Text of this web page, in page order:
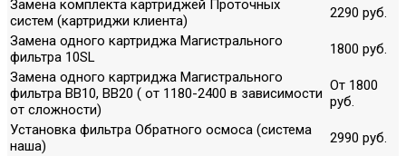
Замена комплекта картриджей Проточных
систем (картриджи клиента)
2290 руб.
Замена одного картриджа Магистрального
фильтра 10SL
1800 руб.
Замена одного картриджа Магистрального
фильтра ВВ10, ВВ20 ( от 1180-2400 в зависимости
от сложности)
От 1800
руб.
Установка фильтра Обратного осмоса (система
наша)
2990 руб.